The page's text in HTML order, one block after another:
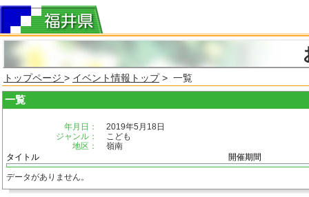
トップページ > イベント情報トップ> 一覧
一覧
年月日：
2019年5月18日
ジャンル：
こども
地区：
嶺南
タイトル
開催期間
データがありません。